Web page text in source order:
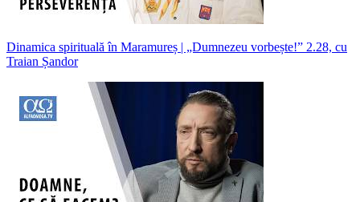
Dinamica spirituală în Maramureș | „Dumnezeu vorbește!” 2.28, cu
Traian Șandor